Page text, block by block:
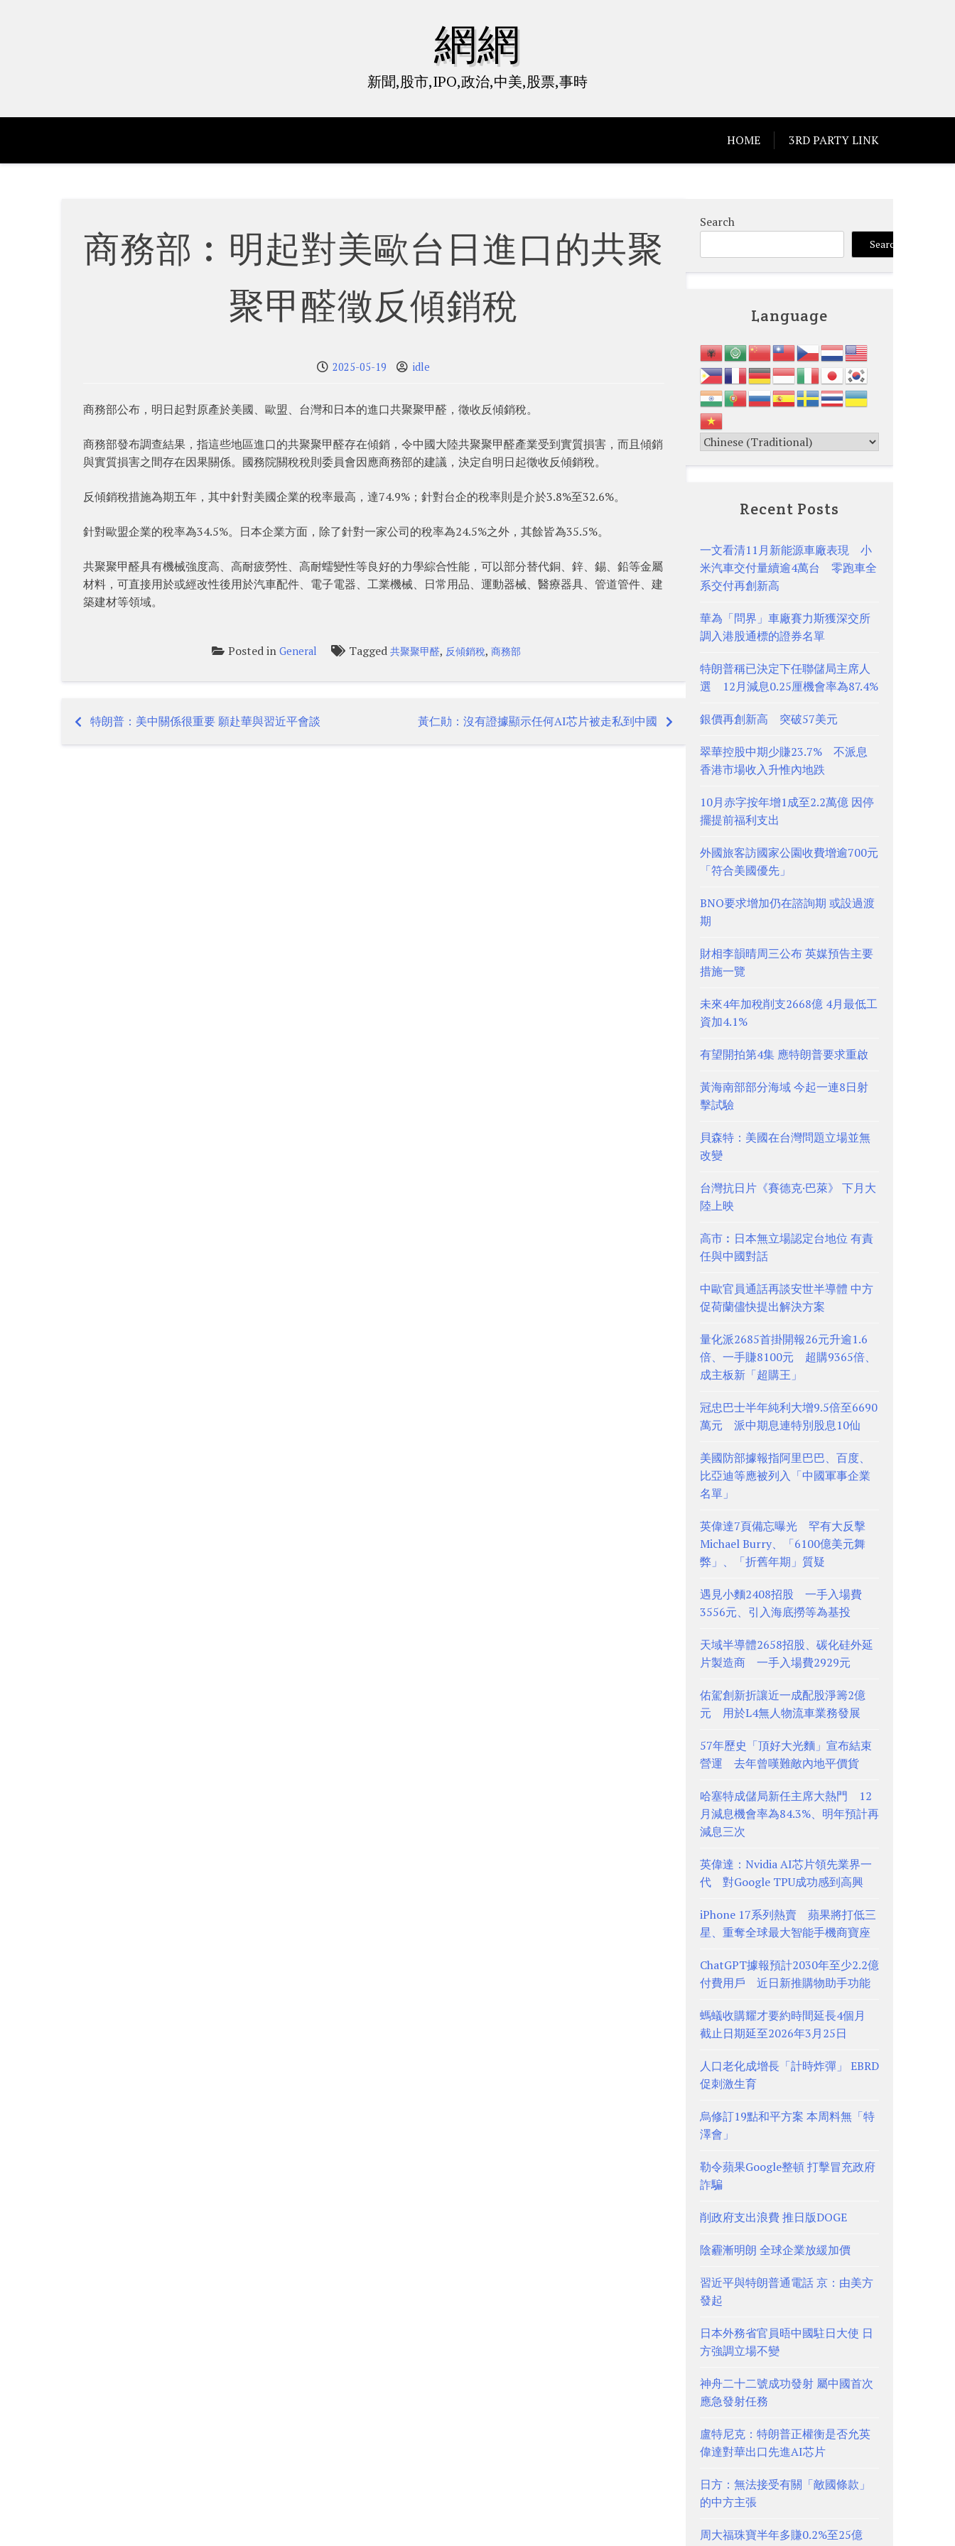
網網
新聞,股市,IPO,政治,中美,股票,事時
HOME 3RD PARTY LINK
商務部︰明起對美歐台日進口的共聚
聚甲醛徵反傾銷稅
2025-05-19 idle
商務部公布，明日起對原產於美國、歐盟、台灣和日本的進口共聚聚甲醛，徵收反傾銷稅。
商務部發布調查結果，指這些地區進口的共聚聚甲醛存在傾銷，令中國大陸共聚聚甲醛產業受到實質損害，而且傾銷
與實質損害之間存在因果關係。國務院關稅稅則委員會因應商務部的建議，決定自明日起徵收反傾銷稅。
反傾銷稅措施為期五年，其中針對美國企業的稅率最高，達74.9%；針對台企的稅率則是介於3.8%至32.6%。
針對歐盟企業的稅率為34.5%。日本企業方面，除了針對一家公司的稅率為24.5%之外，其餘皆為35.5%。
共聚聚甲醛具有機械強度高、高耐疲勞性、高耐蠕變性等良好的力學綜合性能，可以部分替代銅、鋅、錫、鉛等金屬
材料，可直接用於或經改性後用於汽車配件、電子電器、工業機械、日常用品、運動器械、醫療器具、管道管件、建
築建材等領域。
Posted inGeneral Tagged共聚聚甲醛, 反傾銷稅,商務部
Post
特朗普：美中關係很重要 願赴華與習近平會談 黃仁勛：沒有證據顯示任何AI芯片被走私到中國
Search
Search
Language
Recent Posts
一文看清11月新能源車廠表現 小
米汽車交付量續逾4萬台 零跑車全
系交付再創新高
華為「問界」車廠賽力斯獲深交所
調入港股通標的證券名單
特朗普稱已決定下任聯儲局主席人
選 12月減息0.25厘機會率為87.4%
銀價再創新高 突破57美元
翠華控股中期少賺23.7% 不派息
香港市場收入升惟內地跌
10月赤字按年增1成至2.2萬億 因停
擺提前福利支出
外國旅客訪國家公園收費增逾700元
「符合美國優先」
BNO要求增加仍在諮詢期 或設過渡
期
財相李韻晴周三公布 英媒預告主要
措施一覽
未來4年加稅削支2668億 4月最低工
資加4.1%
有望開拍第4集 應特朗普要求重啟
黃海南部部分海域 今起一連8日射
擊試驗
貝森特：美國在台灣問題立場並無
改變
台灣抗日片《賽德克·巴萊》 下月大
陸上映
高市︰日本無立場認定台地位 有責
任與中國對話
中歐官員通話再談安世半導體 中方
促荷蘭儘快提出解決方案
量化派2685首掛開報26元升逾1.6
倍、一手賺8100元 超購9365倍、
成主板新「超購王」
冠忠巴士半年純利大增9.5倍至6690
萬元 派中期息連特別股息10仙
美國防部據報指阿里巴巴、百度、
比亞迪等應被列入「中國軍事企業
名單」
英偉達7頁備忘曝光 罕有大反擊
Michael Burry、「6100億美元舞
弊」、「折舊年期」質疑
遇見小麵2408招股 一手入場費
3556元、引入海底撈等為基投
天域半導體2658招股、碳化硅外延
片製造商 一手入場費2929元
佑駕創新折讓近一成配股淨籌2億
元 用於L4無人物流車業務發展
57年歷史「頂好大光麵」宣布結束
營運 去年曾嘆難敵內地平價貨
哈塞特成儲局新任主席大熱門 12
月減息機會率為84.3%、明年預計再
減息三次
英偉達：Nvidia AI芯片領先業界一
代 對Google TPU成功感到高興
iPhone 17系列熱賣 蘋果將打低三
星、重奪全球最大智能手機商寶座
ChatGPT據報預計2030年至少2.2億
付費用戶 近日新推購物助手功能
螞蟻收購耀才要約時間延長4個月
截止日期延至2026年3月25日
人口老化成增長「計時炸彈」 EBRD
促刺激生育
烏修訂19點和平方案 本周料無「特
澤會」
勒令蘋果Google整頓 打擊冒充政府
詐騙
削政府支出浪費 推日版DOGE
陰霾漸明朗 全球企業放緩加價
習近平與特朗普通電話 京：由美方
發起
日本外務省官員晤中國駐日大使 日
方強調立場不變
神舟二十二號成功發射 屬中國首次
應急發射任務
盧特尼克：特朗普正權衡是否允英
偉達對華出口先進AI芯片
日方：無法接受有關「敵國條款」
的中方主張
周大福珠寶半年多賺0.2%至25億